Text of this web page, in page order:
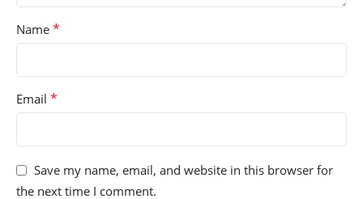
Name *
Email *
Save my name, email, and website in this browser for
the next time I comment.